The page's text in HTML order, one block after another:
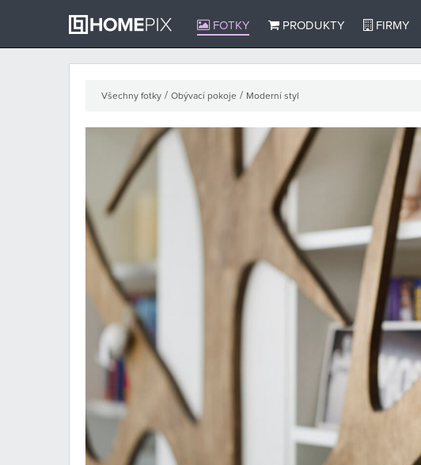
FOTKY PRODUKTY FIRMY
Všechny fotky / Obývací pokoje / Moderní styl